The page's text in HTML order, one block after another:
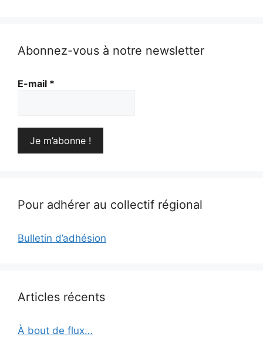
Abonnez-vous à notre newsletter
E-mail *
Pour adhérer au collectif régional
Bulletin d’adhésion
Articles récents
À bout de flux…